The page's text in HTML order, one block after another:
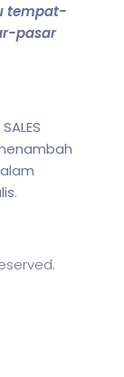
tempat-
pasar